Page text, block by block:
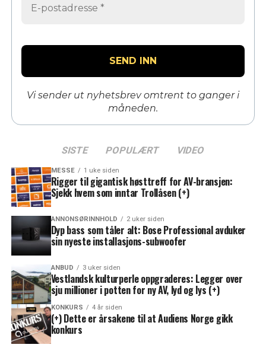
Vi sender ut nyhetsbrev omtrent to ganger i
måneden.
SISTE POPULÆRT VIDEO
MESSE 1 uke siden
Rigger til gigantisk høsttreff for AV-bransjen:
Sjekk hvem som inntar Trollåsen (+)
ANNONSØRINNHOLD 2 uker siden
Dyp bass som tåler alt: Bose Professional avduker
sin nyeste installasjons-subwoofer
ANBUD 3 uker siden
Vestlandsk kulturperle oppgraderes: Legger over
sju millioner i potten for ny AV, lyd og lys (+)
KONKURS 4 år siden
(+) Dette er årsakene til at Audiens Norge gikk
konkurs